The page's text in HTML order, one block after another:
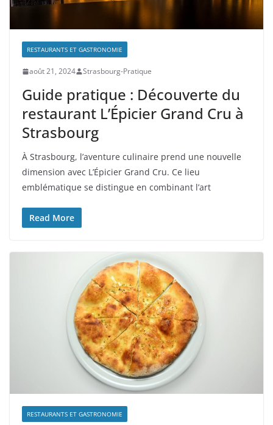
RESTAURANTS ET GASTRONOMIE
août 21, 2024 Strasbourg-Pratique
Guide pratique : Découverte du
restaurant L’Épicier Grand Cru à
Strasbourg
À Strasbourg, l’aventure culinaire prend une nouvelle
dimension avec L’Épicier Grand Cru. Ce lieu
emblématique se distingue en combinant l’art
Read More
RESTAURANTS ET GASTRONOMIE